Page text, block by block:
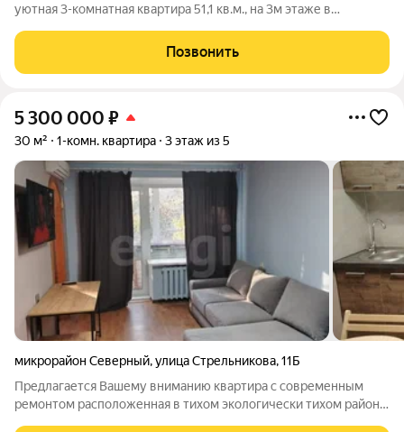
уютная 3-комнатная квартира 51,1 кв.м., на 3м этаже в
мебелью и техникой ! Проведён качественный ремонт,
электропроводка заменена, лоджия
Позвонить
5 300 000 ₽
30 м² 1-комн. квартира 3 этаж из 5
микрорайон Северный,улица Стрельникова,11Б
Предлагается Вашему вниманию квартира с современным
ремонтом расположенная в тихом экологически тихом районе